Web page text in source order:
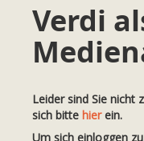
Verdi
Leider sind Sie nicht
sich bitte hierein.
Um sich einloggen